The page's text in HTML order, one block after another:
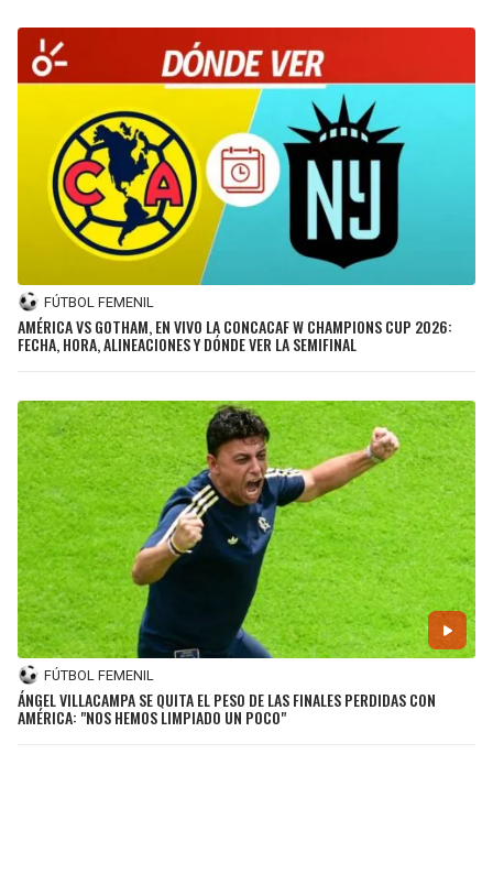
FÚTBOL FEMENIL
AMÉRICA VS GOTHAM, EN VIVO LA CONCACAF W CHAMPIONS CUP 2026:
FECHA, HORA, ALINEACIONES Y DÓNDE VER LA SEMIFINAL
FÚTBOL FEMENIL
ÁNGEL VILLACAMPA SE QUITA EL PESO DE LAS FINALES PERDIDAS CON
AMÉRICA: "NOS HEMOS LIMPIADO UN POCO"